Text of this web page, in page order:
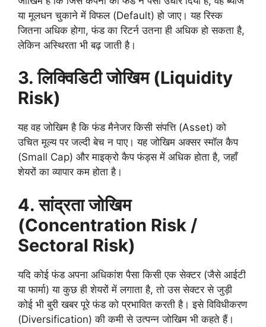
या मूलधन चुकाने में विफल (Default) हो जाए। यह रिस्क
जितना अधिक होगा, फंड का रिटर्न उतना ही अधिक हो सकता है,
लेकिन अस्थिरता भी बढ़ जाती है।
3.लिक्विडिटी जोखिम (Liquidity
Risk)
यह वह जोखिम है कि फंड मैनेजर किसी संपत्ति (Asset) को
उचित मूल्य पर जल्दी बेच न पाए। यह जोखिम अक्सर स्मॉल कैप
(Small Cap) और माइक्रो कैप फंड्स में अधिक होता है, जहाँ
शेयरों का व्यापार कम होता है।
4.सांद्रता जोखिम
(Concentration Risk /
Sectoral Risk)
यदि कोई फंड अपना अधिकांश पैसा किसी एक सेक्टर (जैसे आईटी
या फार्मा) या कुछ ही शेयरों में लगाता है, तो उस सेक्टर से जुड़ी
कोई भी बुरी खबर पूरे फंड को प्रभावित करती है। इसे विविधीकरण
(Diversification) की कमी से उत्पन्न जोखिम भी कहते हैं।